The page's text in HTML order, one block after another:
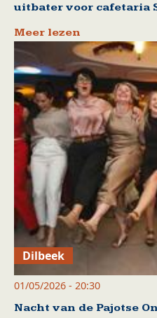
uitbater voor cafetaria
Meer lezen
Dilbeek
01/05/2026 - 20:30
Nacht van de Pajotse